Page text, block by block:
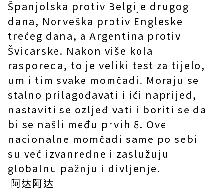
Španjolska protiv Belgije drugog
dana, Norveška protiv Engleske
trećeg dana, a Argentina protiv
Švicarske. Nakon više kola
rasporeda, to je veliki test za tijelo,
um i tim svake momčadi. Moraju se
stalno prilagođavati i ići naprijed,
nastaviti se ozljeđivati ​​i boriti se da
bi se našli među prvih 8. Ove
nacionalne momčadi same po sebi
su već izvanredne i zaslužuju
globalnu pažnju i divljenje.
阿达阿达